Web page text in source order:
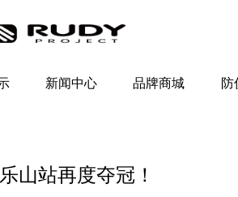
新闻中心 品牌商城 防
山站再度夺冠！